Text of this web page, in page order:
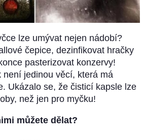
lze umývat nejen nádobí?
čepice, dezinfikovat hračky
pasterizovat konzervy!
není jedinou věcí, která má
Ukázalo se, že čisticí kapsle lze
než jen pro myčku!
můžete dělat?